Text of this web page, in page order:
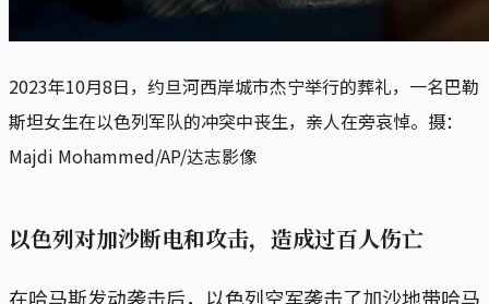
2023年10月8日，约旦河西岸城市杰宁举行的葬礼，一名巴勒
斯坦女生在以色列军队的冲突中丧生，亲人在旁哀悼。摄：
Majdi Mohammed/AP/达志影像
以色列对加沙断电和攻击，造成过百人伤亡
在哈马斯发动袭击后，以色列空军袭击了加沙地带哈马